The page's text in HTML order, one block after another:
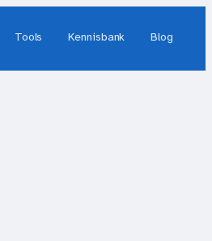
Tools Kennisbank Blog